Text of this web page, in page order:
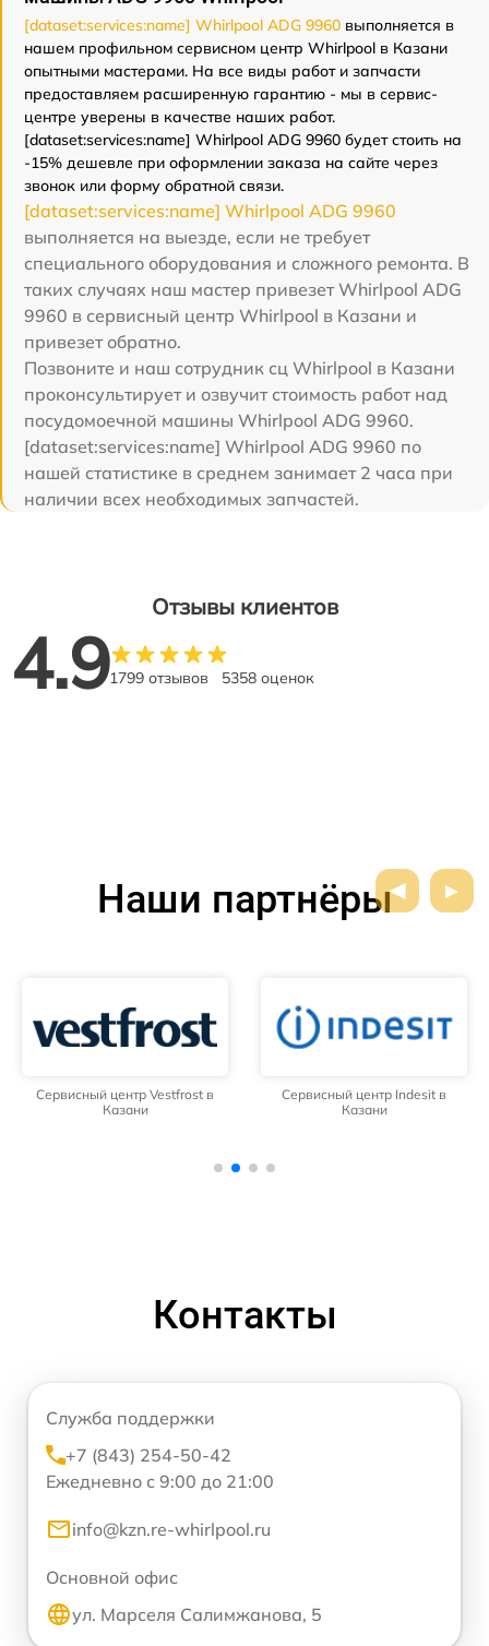
[dataset:services:name] Whirlpool ADG 9960 выполняется в
нашем профильном сервисном центр Whirlpool в Казани
опытными мастерами. На все виды работ и запчасти
предоставляем расширенную гарантию - мы в сервис-
центре уверены в качестве наших работ.
[dataset:services:name] Whirlpool ADG 9960 будет стоить на
-15% дешевле при оформлении заказа на сайте через
звонок или форму обратной связи.
[dataset:services:name] Whirlpool ADG 9960
выполняется на выезде, если не требует
специального оборудования и сложного ремонта. В
таких случаях наш мастер привезет Whirlpool ADG
9960 в сервисный центр Whirlpool в Казани и
привезет обратно.
Позвоните и наш сотрудник сц Whirlpool в Казани
проконсультирует и озвучит стоимость работ над
посудомоечной машины Whirlpool ADG 9960.
[dataset:services:name] Whirlpool ADG 9960 по
нашей статистике в среднем занимает 2 часа при
наличии всех необходимых запчастей.
Отзывы клиентов
4.91799 отзывов 5358 оценок
Наши партнёры
Сервисный центр Vestfrost в
Казани
Сервисный центр Indesit в
Казани
Контакты
Служба поддержки
+7 (843) 254-50-42
Ежедневно с 9:00 до 21:00
info@kzn.re-whirlpool.ru
Основной офис
ул. Марселя Салимжанова, 5